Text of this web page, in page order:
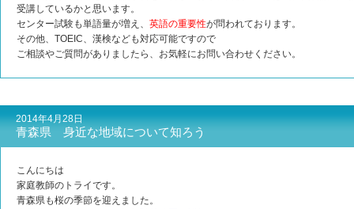
受講しているかと思います。
センター試験も単語量が増え、 英語の重要性が問われております。
その他、TOEIC、漢検なども対応可能ですので
ご相談やご質問がありましたら、お気軽にお問い合わせください。
2014年4月28日
青森県 身近な地域について知ろう
こんにちは
家庭教師のトライです。
青森県も桜の季節を迎えました。